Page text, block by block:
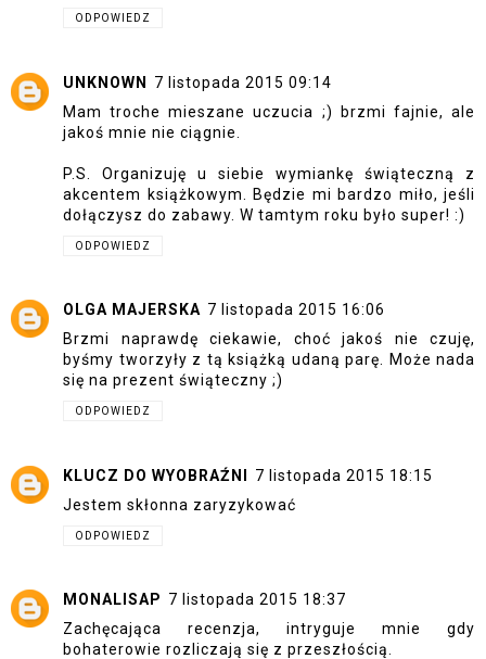
ODPOWIEDZ
UNKNOWN 7 listopada 2015 09:14
Mam troche mieszane uczucia ;) brzmi fajnie, ale
jakoś mnie nie ciągnie.
P.S. Organizuję u siebie wymiankę świąteczną z
akcentem książkowym. Będzie mi bardzo miło, jeśli
dołączysz do zabawy. W tamtym roku było super! :)
ODPOWIEDZ
OLGA MAJERSKA 7 listopada 2015 16:06
Brzmi naprawdę ciekawie, choć jakoś nie czuję,
byśmy tworzyły z tą książką udaną parę. Może nada
się na prezent świąteczny ;)
ODPOWIEDZ
KLUCZ DO WYOBRAŹNI 7 listopada 2015 18:15
Jestem skłonna zaryzykować
ODPOWIEDZ
MONALISAP 7 listopada 2015 18:37
Zachęcająca recenzja, intryguje mnie gdy
bohaterowie rozliczają się z przeszłością.